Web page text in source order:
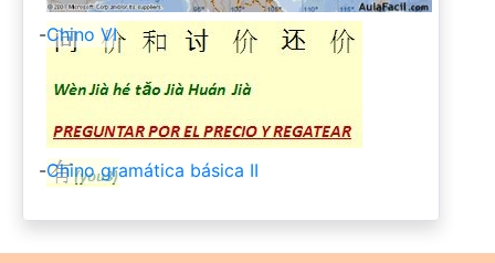
-Chino VI
-Chino gramática básica II